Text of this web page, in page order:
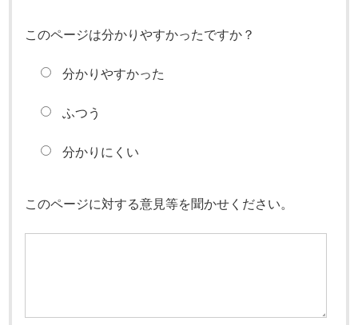
このページは分かりやすかったですか？
分かりやすかった
ふつう
分かりにくい
このページに対する意見等を聞かせください。